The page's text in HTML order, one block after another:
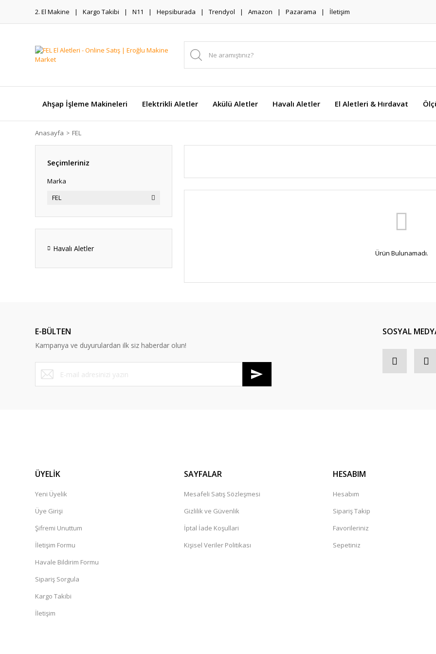
2. El Makine Kargo Takibi N11 Hepsiburada Trendyol Amazon Pazarama İletişim
Ahşap İşleme Makineleri Elektrikli Aletler Akülü Aletler Havalı Aletler El Aletleri & Hırdavat
Anasayfa FEL
Seçimleriniz
Marka
FEL
Havalı Aletler Ürün Bulunamadı.
E-BÜLTEN
Kampanya ve duyurulardan ilk siz haberdar olun!
SOSYAL
ÜYELİK
Yeni Üyelik
Üye Girişi
Şifremi Unuttum
İletişim Formu
Havale Bildirim Formu
Sipariş Sorgula
Kargo Takibi
İletişim
SAYFALAR
Mesafeli Satış Sözleşmesi
Gizlilik ve Güvenlik
İptal İade Koşullari
Kişisel Veriler Politikası
HESABIM
Hesabım
Sipariş Takip
Favorileriniz
Sepetiniz